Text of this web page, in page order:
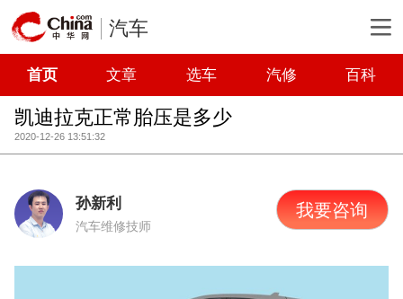
汽车
首页 文章 选车 汽修 百科
凯迪拉克正常胎压是多少
2020-12-26 13:51:32
孙新利
汽车维修技师
我要咨询